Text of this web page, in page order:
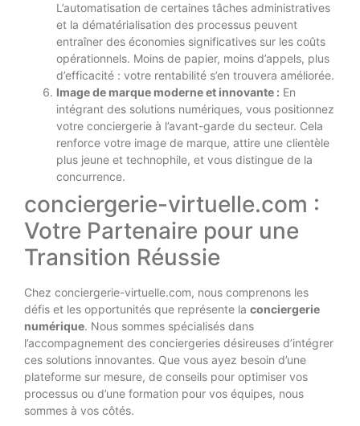
L’automatisation de certaines tâches administratives
et la dématérialisation des processus peuvent
entraîner des économies significatives sur les coûts
opérationnels. Moins de papier, moins d’appels, plus
d’efficacité : votre rentabilité s’en trouvera améliorée.
Image de marque moderne et innovante : En
intégrant des solutions numériques, vous positionnez
votre conciergerie à l’avant-garde du secteur. Cela
renforce votre image de marque, attire une clientèle
plus jeune et technophile, et vous distingue de la
concurrence.
conciergerie-virtuelle.com :
Votre Partenaire pour une
Transition Réussie
Chez conciergerie-virtuelle.com, nous comprenons les
défis et les opportunités que représente la conciergerie
numérique. Nous sommes spécialisés dans
l’accompagnement des conciergeries désireuses d’intégrer
ces solutions innovantes. Que vous ayez besoin d’une
plateforme sur mesure, de conseils pour optimiser vos
processus ou d’une formation pour vos équipes, nous
sommes à vos côtés.